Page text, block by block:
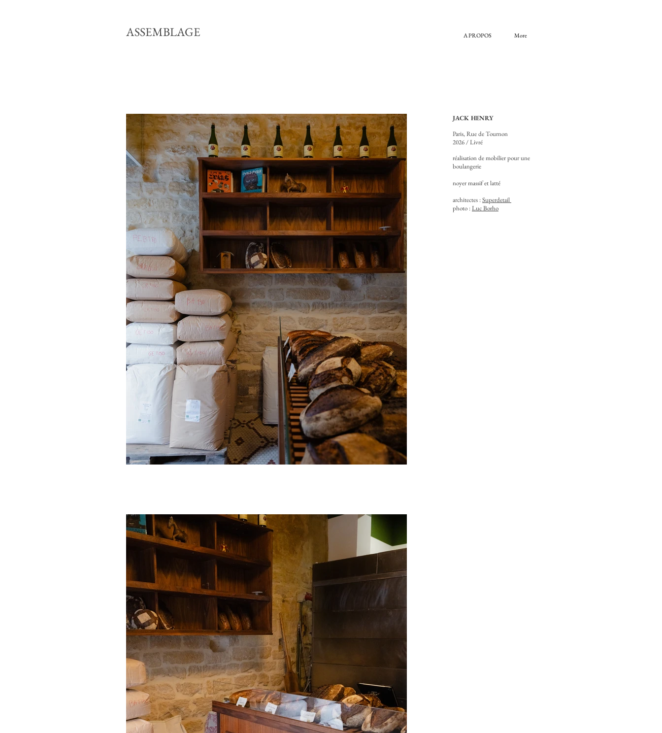
A PROPOS More
JACK HENRY
Paris, Rue de Tournon
2026/ Livré
réalisation de mobilier pour une
boulangerie
noyer massif et latté
architectes :Superdetail
photo :Luc Borho
ASSEMBLAGE